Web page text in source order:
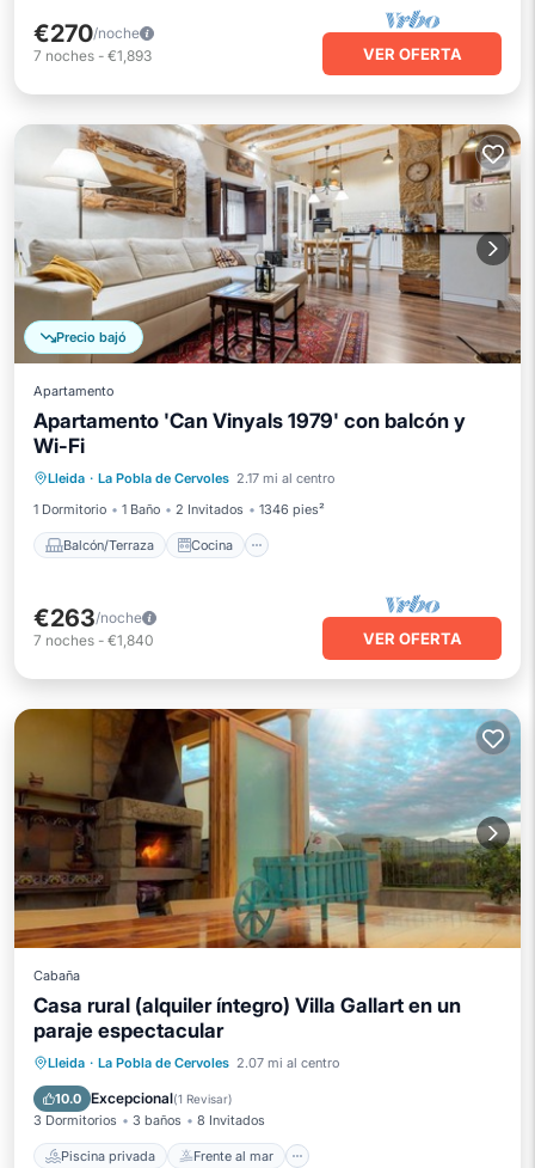
€270/noche
7 noches - €1,893 VER OFERTA
Precio bajó
Apartamento
Apartamento 'Can Vinyals 1979' con balcón y
Wi-Fi
Lleida · La Pobla de Cervoles 2.17 mi al centro
1 Dormitorio
1 Baño 2 Invitados 1346 pies²
Balcón/Terraza Cocina
Aire acondicionado
Internet
€263/noche
7 noches - €1,840 VER OFERTA
Cabaña
Casa rural (alquiler íntegro) Villa Gallart en un
paraje espectacular
Lleida · La Pobla de Cervoles 2.07 mi al centro
10.0 Excepcional(1 Revisar)
3 Dormitorios 3 baños 8 Invitados
Piscina privada Frente al mar
Piscina privada
Frente al mar
Aparcamiento